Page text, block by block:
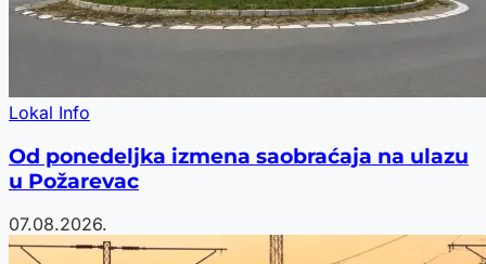
Lokal Info
Od ponedeljka izmena saobraćaja na ulazu
u Požarevac
07.08.2026.